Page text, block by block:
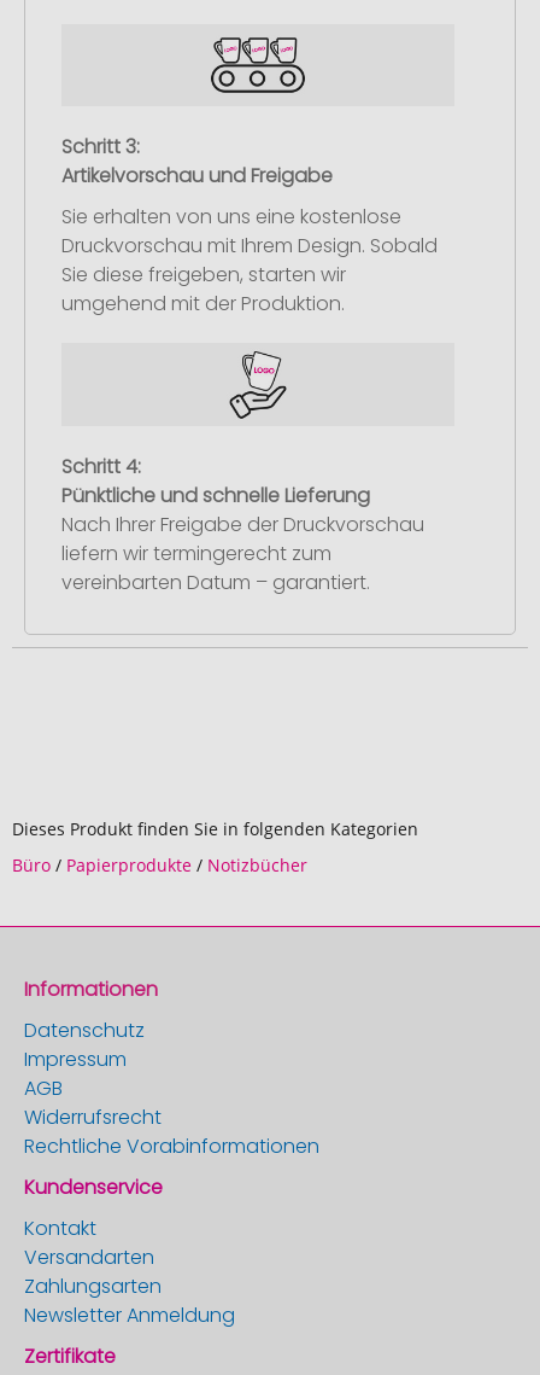
Schritt 3:
Artikelvorschau und Freigabe
Sie erhalten von uns eine kostenlose
Druckvorschau mit Ihrem Design. Sobald
Sie diese freigeben, starten wir
umgehend mit der Produktion.
Schritt 4:
Pünktliche und schnelle Lieferung
Nach Ihrer Freigabe der Druckvorschau
liefern wir termingerecht zum
vereinbarten Datum – garantiert.
Dieses Produkt finden Sie in folgenden Kategorien
Büro / Papierprodukte / Notizbücher
Informationen
Datenschutz
Impressum
AGB
Widerrufsrecht
Rechtliche Vorabinformationen
Kundenservice
Kontakt
Versandarten
Zahlungsarten
Newsletter Anmeldung
Zertifikate